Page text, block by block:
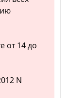
от 14 до
N